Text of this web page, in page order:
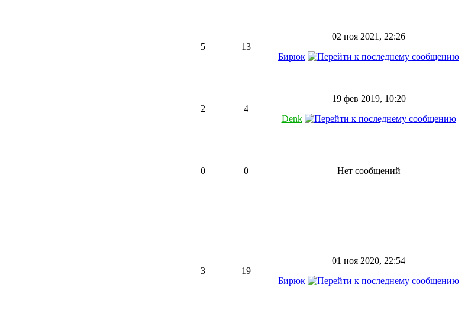
5 13
02 ноя 2021, 22:26
Бирюк
2 4
19 фев 2019, 10:20
Denk
0 0 Нет сообщений
3 19
01 ноя 2020, 22:54
Бирюк